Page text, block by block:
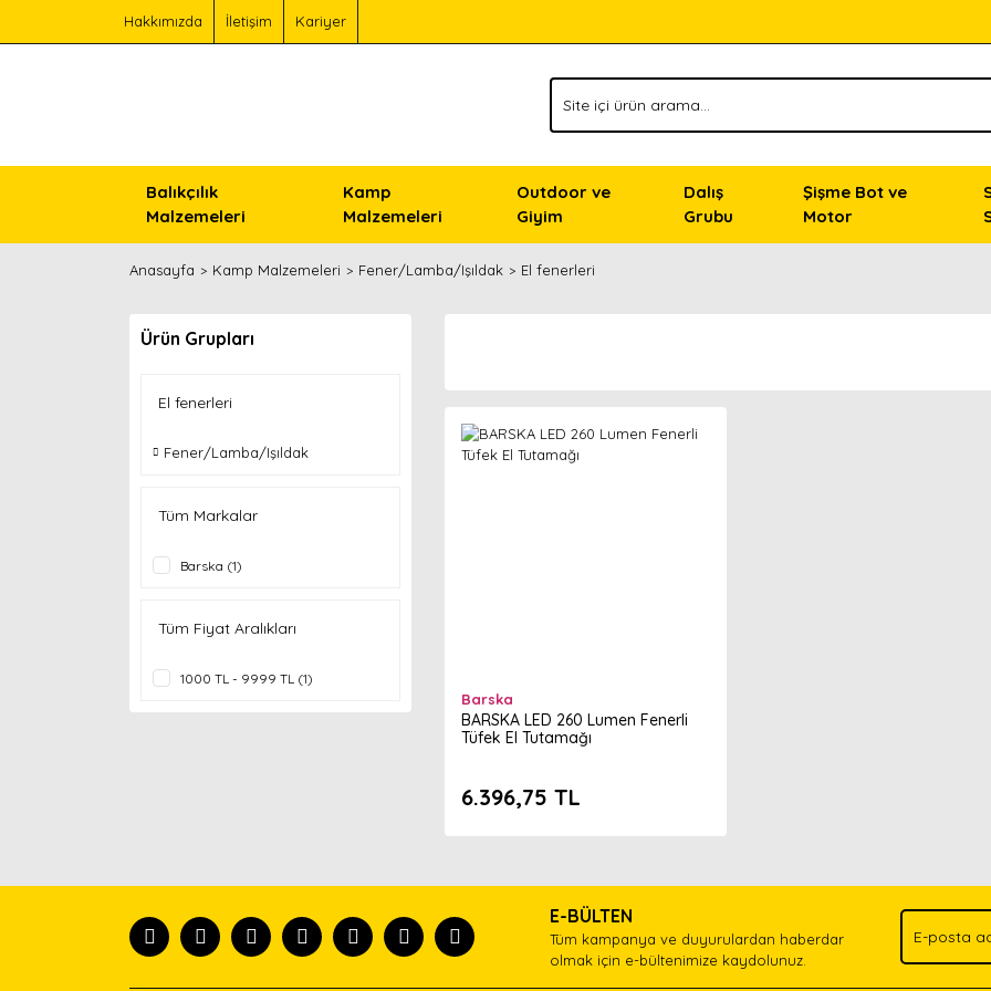
Hakkımızda İletişim Kariyer
Balıkçılık
Malzemeleri
Kamp
Malzemeleri
Outdoor ve
Giyim
Dalış
Grubu
Şişme Bot ve
Motor
Anasayfa Kamp Malzemeleri Fener/Lamba/Işıldak El fenerleri
Ürün Grupları
El fenerleri
Fener/Lamba/Işıldak
Tüm Markalar
Barska (1)
Tüm Fiyat Aralıkları
1000 TL - 9999 TL (1)
Barska
BARSKA LED 260 Lumen Fenerli
Tüfek El Tutamağı
6.396,75 TL
E-BÜLTEN
Tüm kampanya ve duyurulardan haberdar
olmak için e-bültenimize kaydolunuz.